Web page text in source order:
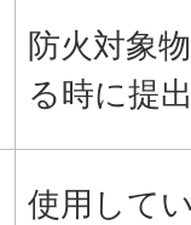
防火対象
る時に提
使用して